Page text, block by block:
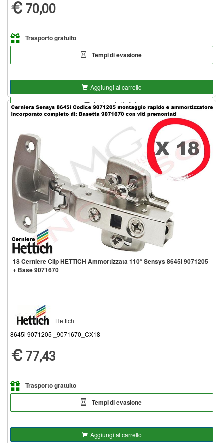
70,00
Trasporto gratuito
Tempi di evasione
Aggiungi al carrello
Aggiungi alla lista
18 Cerniere Clip HETTICH Ammortizzata 110° Sensys 8645i 9071205
+ Base 9071670
Hettich
8645i 9071205 _9071670_CX18
77,43
Trasporto gratuito
Tempi di evasione
Aggiungi al carrello